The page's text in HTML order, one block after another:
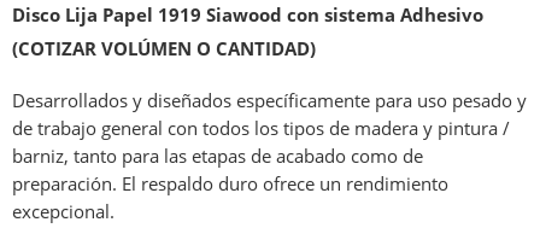
Disco Lija Papel 1919 Siawood con sistema Adhesivo
(COTIZAR VOLÚMEN O CANTIDAD)
Desarrollados y diseñados específicamente para uso pesado y
de trabajo general con todos los tipos de madera y pintura /
barniz, tanto para las etapas de acabado como de
preparación. El respaldo duro ofrece un rendimiento
excepcional.